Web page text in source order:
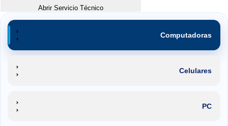
Abrir Servicio Técnico
Computadoras
Celulares
PC